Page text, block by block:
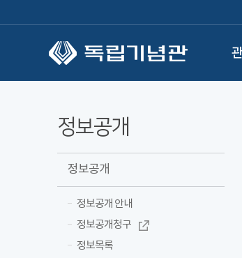
정보공개
정보공개
정보공개 안내
정보공개청구
정보목록